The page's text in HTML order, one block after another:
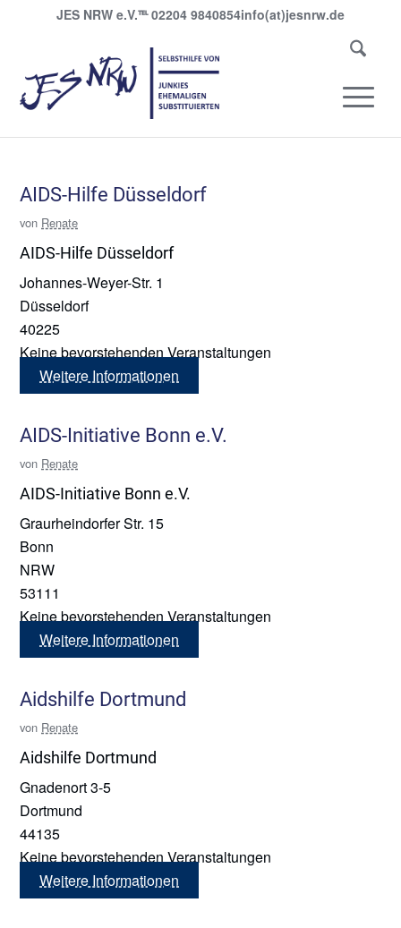
JES NRW e.V.℡02204 9840854info(at)jesnrw.de
AIDS-Hilfe Düsseldorf
von Renate
AIDS-Hilfe Düsseldorf
Johannes-Weyer-Str. 1
Düsseldorf
40225
Keine bevorstehenden Veranstaltungen
Weitere Informationen
AIDS-Initiative Bonn e.V.
von Renate
AIDS-Initiative Bonn e.V.
Graurheindorfer Str. 15
Bonn
NRW
53111
Keine bevorstehenden Veranstaltungen
Weitere Informationen
Aidshilfe Dortmund
von Renate
Aidshilfe Dortmund
Gnadenort 3-5
Dortmund
44135
Keine bevorstehenden Veranstaltungen
Weitere Informationen